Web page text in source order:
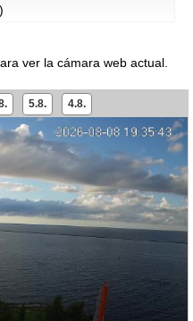
ver la cámara web actual.
5.8. 4.8.